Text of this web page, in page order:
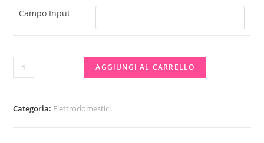
Campo Input
Friggitrice
quantità
AGGIUNGI AL CARRELLO
Categoria: Elettrodomestici